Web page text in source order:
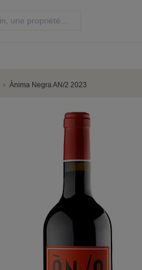
Ànima Negra AN/2 2023